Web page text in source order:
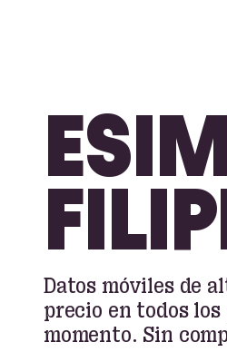
Datos móviles de
precio en todos
momento. Sin